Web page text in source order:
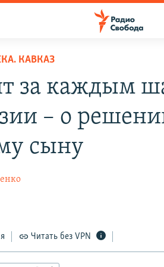
КАВКАЗ
за каждым
– о
сыну
Читать без VPN